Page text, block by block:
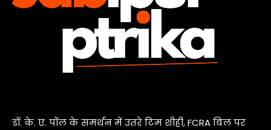
डॉ. के. ए. पॉल के समर्थन में उतरे टिम शीही, FCRA बिल पर